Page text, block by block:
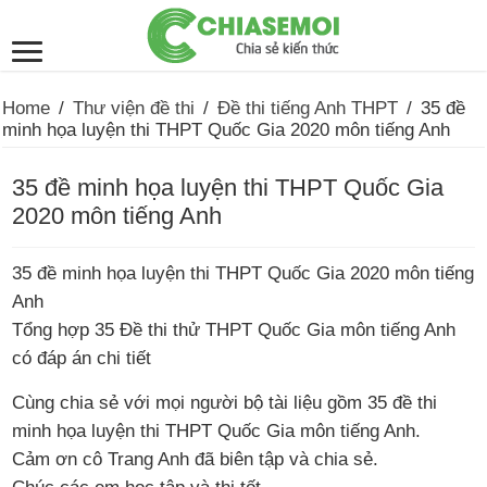
Home / Thư viện đề thi / Đề thi tiếng Anh THPT / 35 đề
minh họa luyện thi THPT Quốc Gia 2020 môn tiếng Anh
35 đề minh họa luyện thi THPT Quốc Gia
2020 môn tiếng Anh
35 đề minh họa luyện thi THPT Quốc Gia 2020 môn tiếng
Anh
Tổng hợp 35 Đề thi thử THPT Quốc Gia môn tiếng Anh
có đáp án chi tiết
Cùng chia sẻ với mọi người bộ tài liệu gồm 35 đề thi
minh họa luyện thi THPT Quốc Gia môn tiếng Anh.
Cảm ơn cô Trang Anh đã biên tập và chia sẻ.